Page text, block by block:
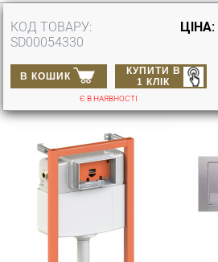
КОД ТОВАРУ:
SD00054330
ЦІНА:
В КОШИК
КУПИТИ В
1 КЛІК
Є В НАЯВНОСТІ